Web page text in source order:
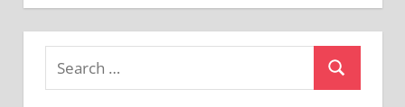
Search